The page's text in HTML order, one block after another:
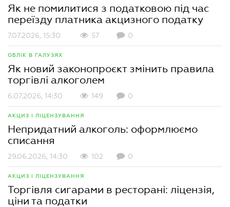
Як не помилитися з податковою під час
переїзду платника акцизного податку
7.07.2026, 15:30 57 0
ОБЛІК В ГАЛУЗЯХ
Як новий законопроєкт змінить правила
торгівлі алкоголем
6.07.2026, 14:30 149 0
АКЦИЗ І ЛІЦЕНЗУВАННЯ
Непридатний алкоголь: оформлюємо
списання
29.06.2026, 14:30 102 0
АКЦИЗ І ЛІЦЕНЗУВАННЯ
Торгівля сигарами в ресторані: ліцензія,
ціни та податки